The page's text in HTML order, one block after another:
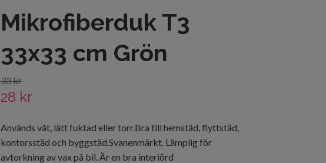
Mikrofiberduk T3
33x33 cm Grön
33 kr
28 kr
Används våt, lätt fuktad eller torr.Bra till hemstäd, flyttstäd,
kontorsstäd och byggstäd.Svanenmärkt. Lämplig för
avtorkning av vax på bil. Är en bra interiörd